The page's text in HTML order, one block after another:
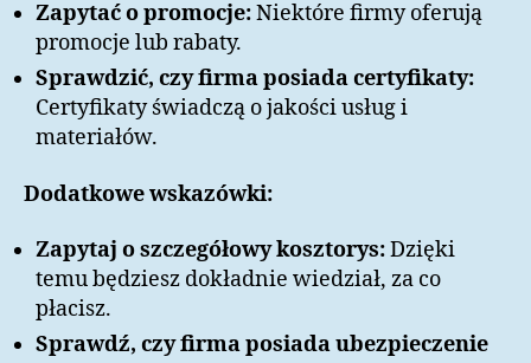
Zapytać o promocje:Niektóre firmy oferują
promocje lub rabaty.
Sprawdzić, czy firma posiada certyfikaty:
Certyfikaty świadczą o jakości usług i
materiałów.
Dodatkowe wskazówki:
Zapytaj o szczegółowy kosztorys:Dzięki
temu będziesz dokładnie wiedział, za co
płacisz.
Sprawdź, czy firma posiada ubezpieczenie